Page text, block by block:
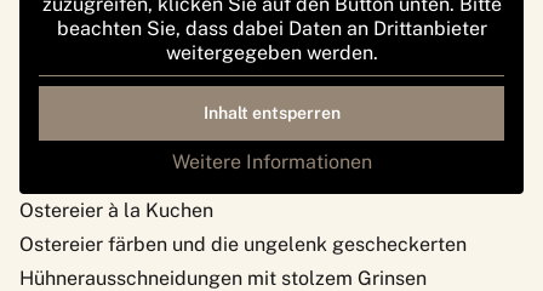
beachten Sie, dass dabei Daten an Drittanbieter
weitergegeben werden.
Inhalt entsperren
Weitere Informationen
Ostereier à la Kuchen
Ostereier färben und die ungelenk gescheckerten
Hühnerausschneidungen mit stolzem Grinsen